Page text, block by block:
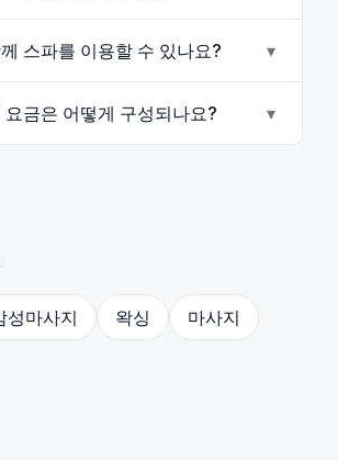
스파를 이용할 수 있나요? ▾
요금은 어떻게 구성되나요? ▾
성마사지 왁싱 마사지